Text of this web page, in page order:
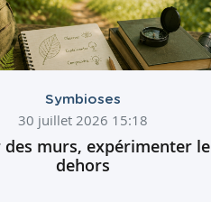
Symbioses
30 juillet 2026 15:18
murs, expérimenter le
dehors